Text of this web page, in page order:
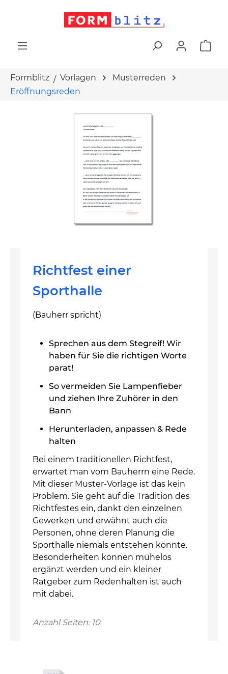
Formblitz Vorlagen
Musterreden
Eröffnungsreden
Richtfest einer
Sporthalle
(Bauherr spricht)
Sprechen aus dem Stegreif! Wir
haben für Sie die richtigen Worte
parat!
So vermeiden Sie Lampenfieber
und ziehen Ihre Zuhörer in den
Bann
Herunterladen, anpassen & Rede
halten
Bei einem traditionellen Richtfest,
erwartet man vom Bauherrn eine Rede.
Mit dieser Muster-Vorlage ist das kein
Problem. Sie geht auf die Tradition des
Richtfestes ein, dankt den einzelnen
Gewerken und erwähnt auch die
Personen, ohne deren Planung die
Sporthalle niemals entstehen könnte.
Besonderheiten können mühelos
ergänzt werden und ein kleiner
Ratgeber zum Redenhalten ist auch
mit dabei.
Anzahl Seiten: 10